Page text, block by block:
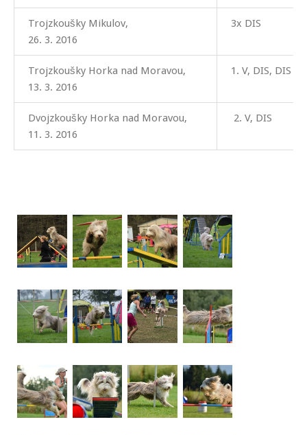
Trojzkoušky Mikulov,
26. 3. 2016
3x DIS
Trojzkoušky Horka nad Moravou,
13. 3. 2016
1. V, DIS, DIS
Dvojzkoušky Horka nad Moravou,
11. 3. 2016
2. V, DIS